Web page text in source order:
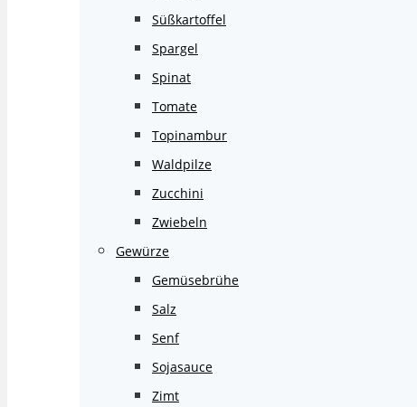
Süßkartoffel
Spargel
Spinat
Tomate
Topinambur
Waldpilze
Zucchini
Zwiebeln
Gewürze
Gemüsebrühe
Salz
Senf
Sojasauce
Zimt